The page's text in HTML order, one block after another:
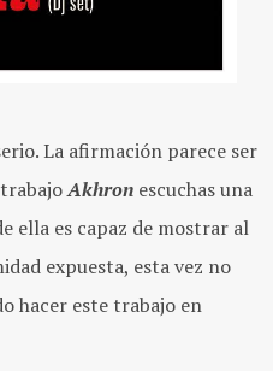
La afirmación parece ser
trabajoAkhron escuchas una
ella es capaz de mostrar al
expuesta, esta vez no
hacer este trabajo en